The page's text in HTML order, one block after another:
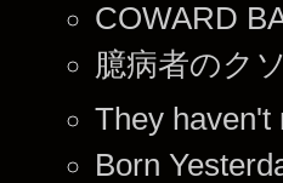
COWARD
臆病者のク
They haven't
Born